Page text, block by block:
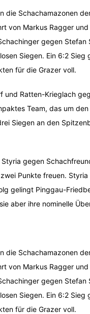
die Schachamazonen
von Markus Ragger
gegen Stefan
Siegen. Ein 6:2 Sieg
für die Grazer voll.
Ratten-Krieglach
Team, das um
Siegen an den
gegen
Punkte freuen.
gelingt Pinggau-
aber ihre nominelle
die Schachamazonen
von Markus Ragger
gegen Stefan
Siegen. Ein 6:2 Sieg
für die Grazer voll.